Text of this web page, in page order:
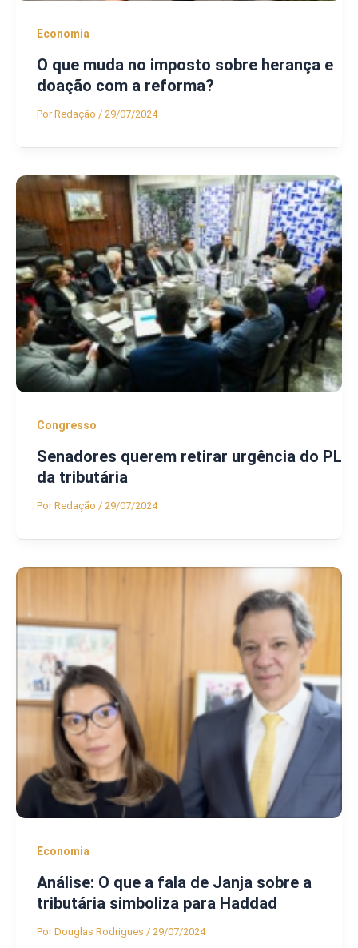
Economia
O que muda no imposto sobre herança e
doação com a reforma?
PorRedação / 29/07/2024
Congresso
Senadores querem retirar urgência do PL
da tributária
PorRedação / 29/07/2024
Economia
Análise: O que a fala de Janja sobre a
tributária simboliza para Haddad
PorDouglas Rodrigues / 29/07/2024